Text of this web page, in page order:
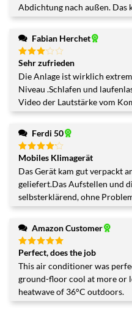
Abdichtung nach außen. Das
Fabian Herchet
Bewertet
mit3
von 5
Sehr zufrieden
Die Anlage ist wirklich
Niveau .Schlafen und
Video der Lautstärke vom
Ferdi 50
Bewertet
mit4
von 5
Mobiles Klimagerät
Das Gerät kam gut verpackt
geliefert.Das Aufstellen und
selbsterklärend, ohne
Amazon Customer
Bewertet
mit
5von
5
Perfect, does the job
This air conditioner was
ground-floor cool at more or
heatwave of 36°C outdoors.